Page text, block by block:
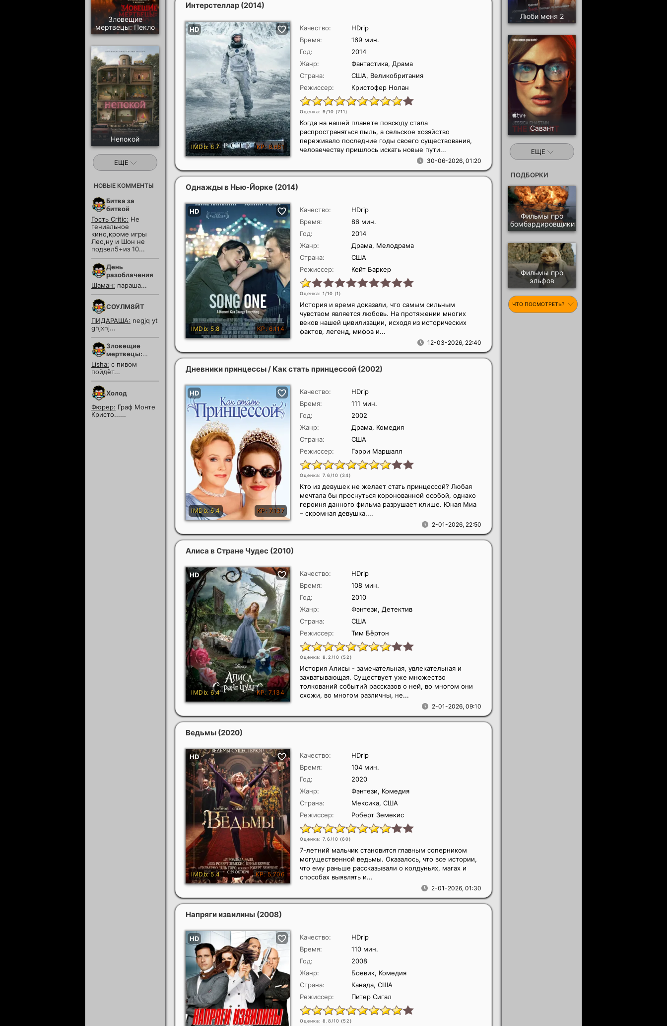
Интерстеллар (2014)
Качество:
HDrip
Время:
169 мин.
Год:
2014
Жанр:
Фантастика, Драма
Страна:
США, Великобритания
Режиссер:
Кристофер Нолан
Оценка: 9/10 (711)
30-06-2026, 01:20
Когда на нашей планете повсюду стала
распространяться пыль, а сельское хозяйство
переживало последние годы своего существования,
человечеству пришлось искать новые пути...
Однажды в Нью-Йорке (2014)
Качество:
HDrip
Время:
86 мин.
Год:
2014
Жанр:
Драма, Мелодрама
Страна:
США
Режиссер:
Кейт Баркер
Оценка: 1/10 (1)
12-03-2026, 22:40
История и время доказали, что самым сильным
чувством является любовь. На протяжении многих
веков нашей цивилизации, исходя из исторических
фактов, легенд, мифов и...
Дневники принцессы / Как стать принцессой (2002)
Качество:
HDrip
Время:
111 мин.
Год:
2002
Жанр:
Драма, Комедия
Страна:
США
Режиссер:
Гэрри Маршалл
Оценка: 7.6/10 (34)
2-01-2026, 22:50
Кто из девушек не желает стать принцессой? Любая
мечтала бы проснуться коронованной особой, однако
героиня данного фильма разрушает клише. Юная Миа
– скромная девушка,...
Алиса в Стране Чудес (2010)
Качество:
HDrip
Время:
108 мин.
Год:
2010
Жанр:
Фэнтези, Детектив
Страна:
США
Режиссер:
Тим Бёртон
Оценка: 8.2/10 (52)
2-01-2026, 09:10
История Алисы - замечательная, увлекательная и
захватывающая. Существует уже множество
толкований событий рассказов о ней, во многом они
схожи, во многом различны, не...
Ведьмы (2020)
Качество:
HDrip
Время:
104 мин.
Год:
2020
Жанр:
Фэнтези, Комедия
Страна:
Мексика, США
Режиссер:
Роберт Земекис
Оценка: 7.6/10 (60)
2-01-2026, 01:30
7-летний мальчик становится главным соперником
могущественной ведьмы. Оказалось, что все истории,
что ему раньше рассказывали о колдуньях, магах и
способах выявлять и...
Напряги извилины (2008)
Качество:
HDrip
Время:
110 мин.
Год:
2008
Жанр:
Боевик, Комедия
Страна:
Канада, США
Режиссер:
Питер Сигал
Оценка: 8.8/10 (52)
Зловещие
мертвецы: Пекло
Непокой
ЕЩЕ
НОВЫЕ КОММЕНТЫ
Битва за
битвой
Гость Critic: Не
гениальное
кино,кроме игры
Лео,ну и Шон не
подвел5+из 10...
День
разоблачения
Шаман: параша...
СОУЛМ8ЙТ
ПИДАРАША: negjq yt
ghjxnj...
Зловещие
мертвецы:
Пекло
Lisha: с пивом
пойдёт...
Холод
Фюрер: Граф Монте
Кристо......
Люби меня 2
Савант
ЕЩЕ
ПОДБОРКИ
Фильмы про
бомбардировщики
Фильмы про
эльфов
ЧТО ПОСМОТРЕТЬ?